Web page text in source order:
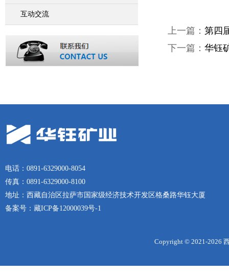
互动交流
上一篇： 第四
下一篇： 华钰
电话：0891-6329000-8054
传真：0891-6329000-8100
地址：西藏自治区拉萨市国家级经济技术开发区格桑路华钰大厦
备案号： 藏ICP备12000039号-1
Copyright © 2021-2026